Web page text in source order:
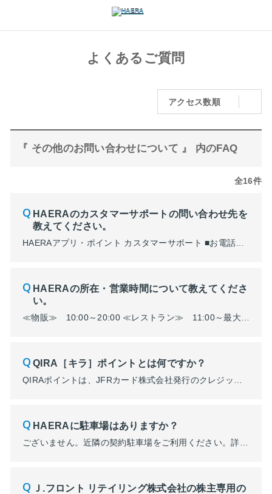
よくあるご質問
アクセス数順
『 その他のお問い合わせについて 』 内のFAQ
全16件
HAERAのカスタマーサポートの問い合わせ先を
教えてください。
HAERAの所在・営業時間について教えてくださ
い。
≪物販≫ 10:00～20:00 ≪レストラン≫ 11:00～最大23:00 一部店舗につきましては上記営業時間と異なります。 詳細はこちら ※HAERAは不定休です。また年末年始は営業時間が異なります。 ※臨時休業・営業時間変更及び対象期間につきましては、予告なく変更となる場合がございます。ご了承くださいませ。
QIRA［キラ］ポイントとは何ですか？
HAERAに駐車場はありますか？
Ｊ.フロント リテイリング株式会社の株主専用の